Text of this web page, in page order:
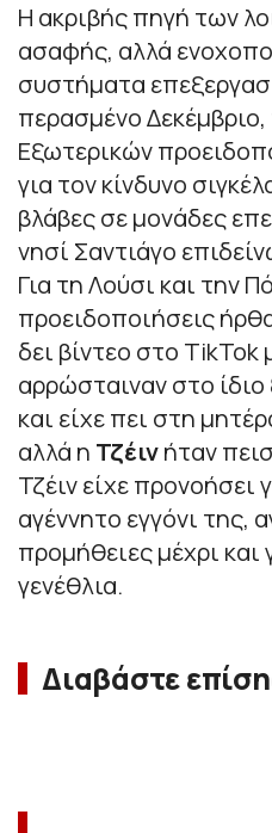
Η ακριβής πηγή των
ασαφής, αλλά
συστήματα
περασμένο
Εξωτερικών
για τον κίνδυνο
βλάβες σε μονάδες
νησί Σαντιάγο
Για τη Λούσι και την
προειδοποιήσεις
δει βίντεο στο
αρρώσταιναν στο
και είχε πει στη
αλλά η Τζέινήταν
Τζέιν είχε προνοήσει
αγέννητο εγγόνι της,
προμήθειες μέχρι
γενέθλια.
Διαβάστε